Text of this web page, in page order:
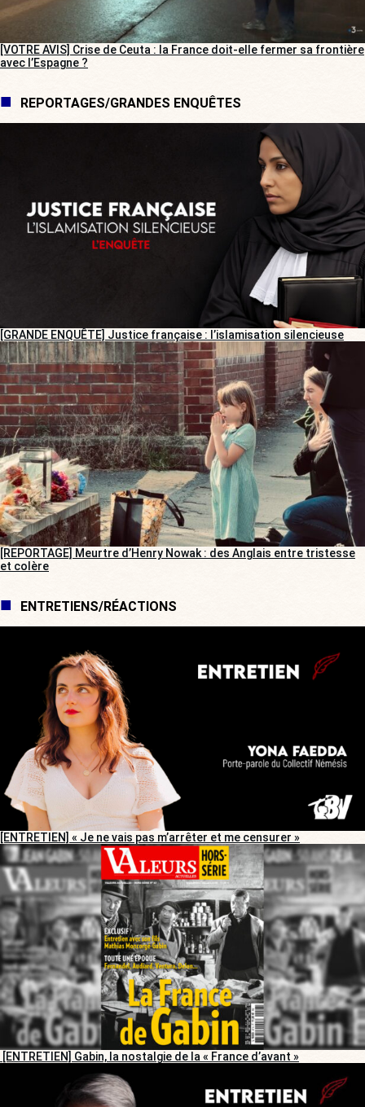
[VOTRE AVIS] Crise de Ceuta : la France doit-elle fermer sa frontière
avec l’Espagne ?
REPORTAGES/GRANDES ENQUÊTES
[GRANDE ENQUÊTE] Justice française : l’islamisation silencieuse
[REPORTAGE] Meurtre d’Henry Nowak : des Anglais entre tristesse
et colère
ENTRETIENS/RÉACTIONS
[ENTRETIEN] « Je ne vais pas m’arrêter et me censurer »
[ENTRETIEN] Gabin, la nostalgie de la « France d’avant »